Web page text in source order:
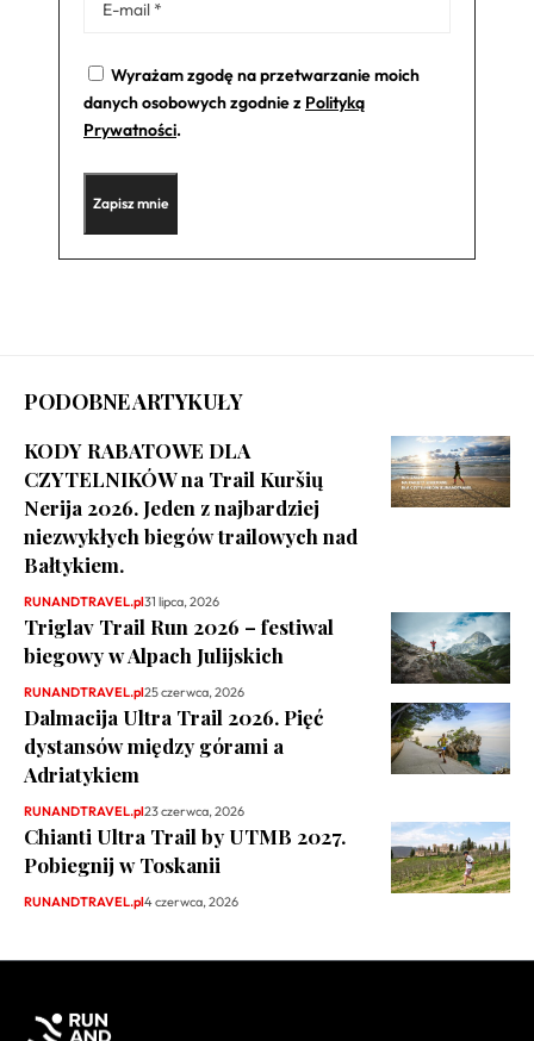
Wyrażam zgodę na przetwarzanie moich
danych osobowych zgodnie z Polityką
Prywatności.
PODOBNE ARTYKUŁY
KODY RABATOWE DLA
CZYTELNIKÓW na Trail Kuršių
Nerija 2026. Jeden z najbardziej
niezwykłych biegów trailowych nad
Bałtykiem.
RUNANDTRAVEL.pl31 lipca, 2026
Triglav Trail Run 2026 – festiwal
biegowy w Alpach Julijskich
RUNANDTRAVEL.pl25 czerwca, 2026
Dalmacija Ultra Trail 2026. Pięć
dystansów między górami a
Adriatykiem
RUNANDTRAVEL.pl23 czerwca, 2026
Chianti Ultra Trail by UTMB 2027.
Pobiegnij w Toskanii
RUNANDTRAVEL.pl4 czerwca, 2026